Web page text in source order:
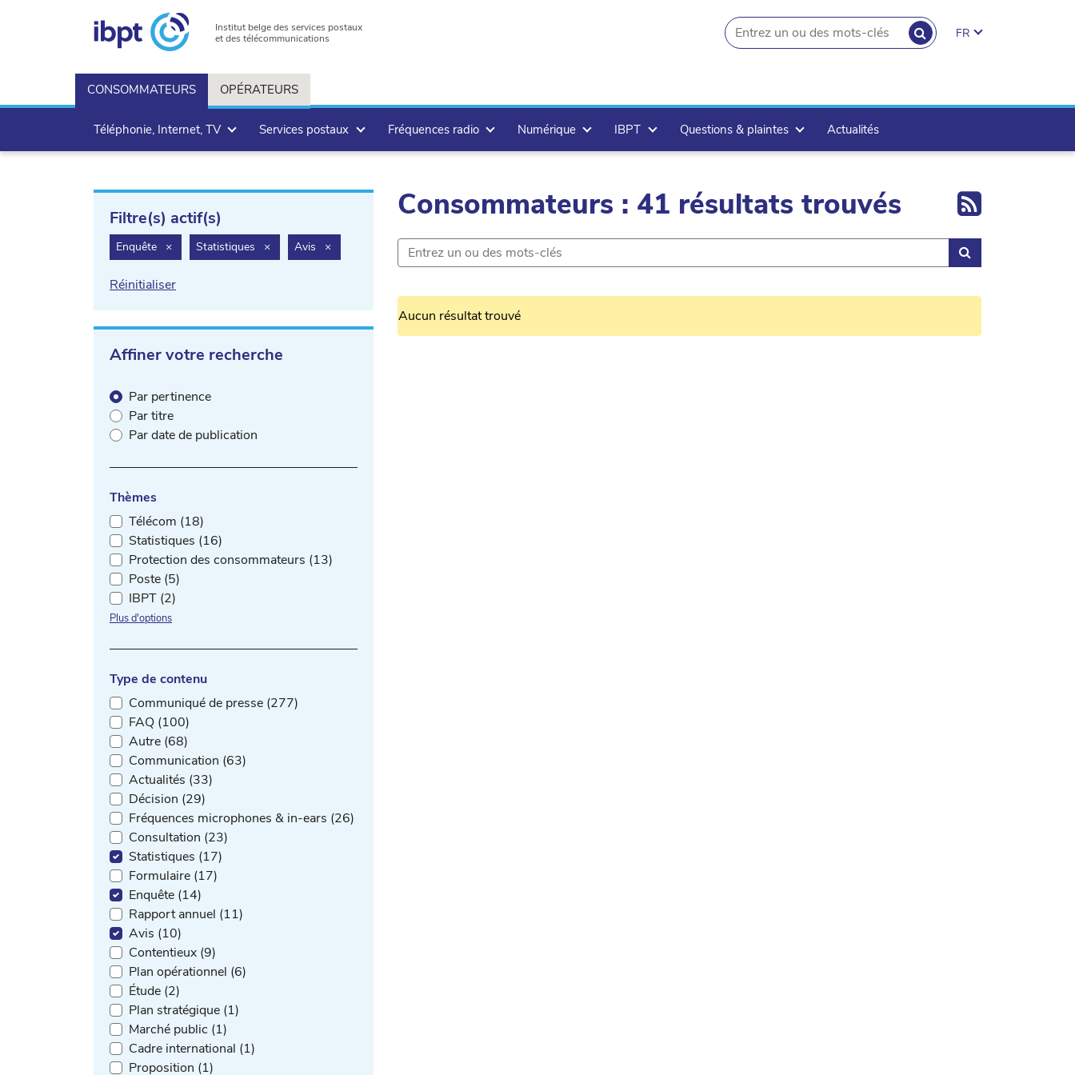
Institut belge des services postaux
et des télécommunications
RECHERCHER
search.button
FR
CONSOMMATEURS OPÉRATEURS
Téléphonie, Internet, TV Services postaux Fréquences radio Numérique IBPT Questions & plaintes Actualités
Filtre(s) actif(s)
Enquête ×filter.delete
Statistiques ×filter.delete
Avis ×filter.delete
Réinitialiser
Affiner votre recherche
Par pertinence
Par titre
Par date de publication
Thèmes
Télécom (18)
Statistiques (16)
Protection des consommateurs (13)
Poste (5)
IBPT (2)
Plus d'options
Type de contenu
Communiqué de presse (277)
FAQ (100)
Autre (68)
Communication (63)
Actualités (33)
Décision (29)
Fréquences microphones & in-ears (26)
Consultation (23)
Statistiques (17)
Formulaire (17)
Enquête (14)
Rapport annuel (11)
Avis (10)
Contentieux (9)
Plan opérationnel (6)
Étude (2)
Plan stratégique (1)
Marché public (1)
Cadre international (1)
Proposition (1)
Consommateurs : 41 résultats trouvés Export
Aucun résultat trouvé